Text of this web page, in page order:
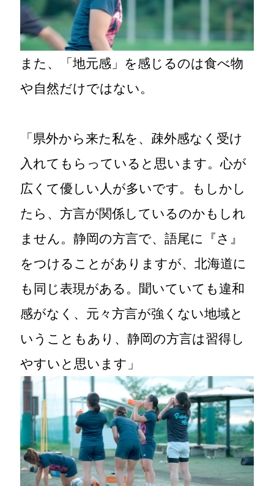
また、「地元感」を感じるのは食べ物
や自然だけではない。
「県外から来た私を、疎外感なく受け
入れてもらっていると思います。心が
広くて優しい人が多いです。もしかし
たら、方言が関係しているのかもしれ
ません。静岡の方言で、語尾に『さ』
をつけることがありますが、北海道に
も同じ表現がある。聞いていても違和
感がなく、元々方言が強くない地域と
いうこともあり、静岡の方言は習得し
やすいと思います」